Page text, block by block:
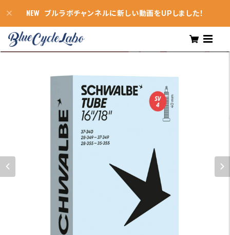
ブルラボチャンネルに新しい動画をUPしました！